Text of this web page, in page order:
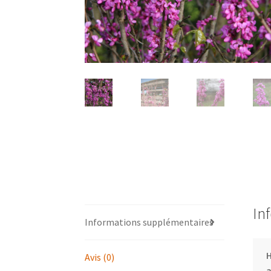
Informations supplémentaires
Avis (0)